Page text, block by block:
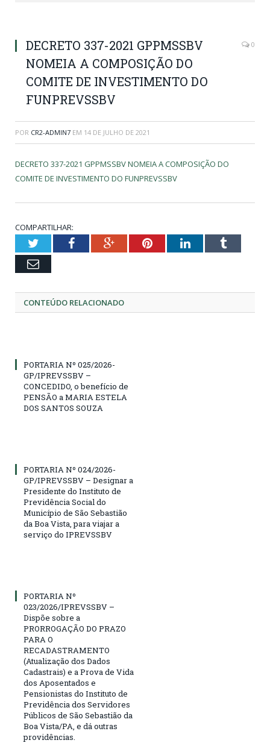
DECRETO 337-2021 GPPMSSBV
NOMEIA A COMPOSIÇÃO DO
COMITE DE INVESTIMENTO DO
FUNPREVSSBV
0
POR CR2-ADMIN7 EM 14 DE JULHO DE 2021
DECRETO 337-2021 GPPMSSBV NOMEIA A COMPOSIÇÃO DO
COMITE DE INVESTIMENTO DO FUNPREVSSBV
COMPARTILHAR:
TwitterFacebookGoogle+PinterestLinkedInTumblr
Email
CONTEÚDO RELACIONADO
PORTARIA Nº 025/2026-
GP/IPREVSSBV –
CONCEDIDO, o benefício de
PENSÃO a MARIA ESTELA
DOS SANTOS SOUZA
PORTARIA Nº 024/2026-
GP/IPREVSSBV – Designar a
Presidente do Instituto de
Previdência Social do
Município de São Sebastião
da Boa Vista, para viajar a
serviço do IPREVSSBV
PORTARIA Nº
023/2026/IPREVSSBV –
Dispõe sobre a
PRORROGAÇÃO DO PRAZO
PARA O
RECADASTRAMENTO
(Atualização dos Dados
Cadastrais) e a Prova de Vida
dos Aposentados e
Pensionistas do Instituto de
Previdência dos Servidores
Públicos de São Sebastião da
Boa Vista/PA, e dá outras
providências.